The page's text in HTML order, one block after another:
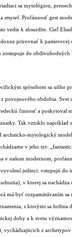
sa mytológiou,
zmysel . Profánnosť gest
vedie k absurdite. Cieľ
prirovnať k pastierovej
zostupuje do
spôsobom sa uňho
povojnového obdobia. Svet
činnosť a poskytoval
Tak vzniklo napríklad
archaicko-mytologický
v jeho tzv.
v našom modernom,
jedinci: vstupujú do
v ktorej sa
má byť rozpamätávaním
s ktorými sa hrdina
doby a k svetu
vychádzajúcich z